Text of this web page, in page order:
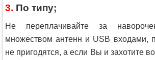
3. По типу;
Не переплачивайте за
множеством антенн и USB входами,
не пригодятся, а если Вы и захотите